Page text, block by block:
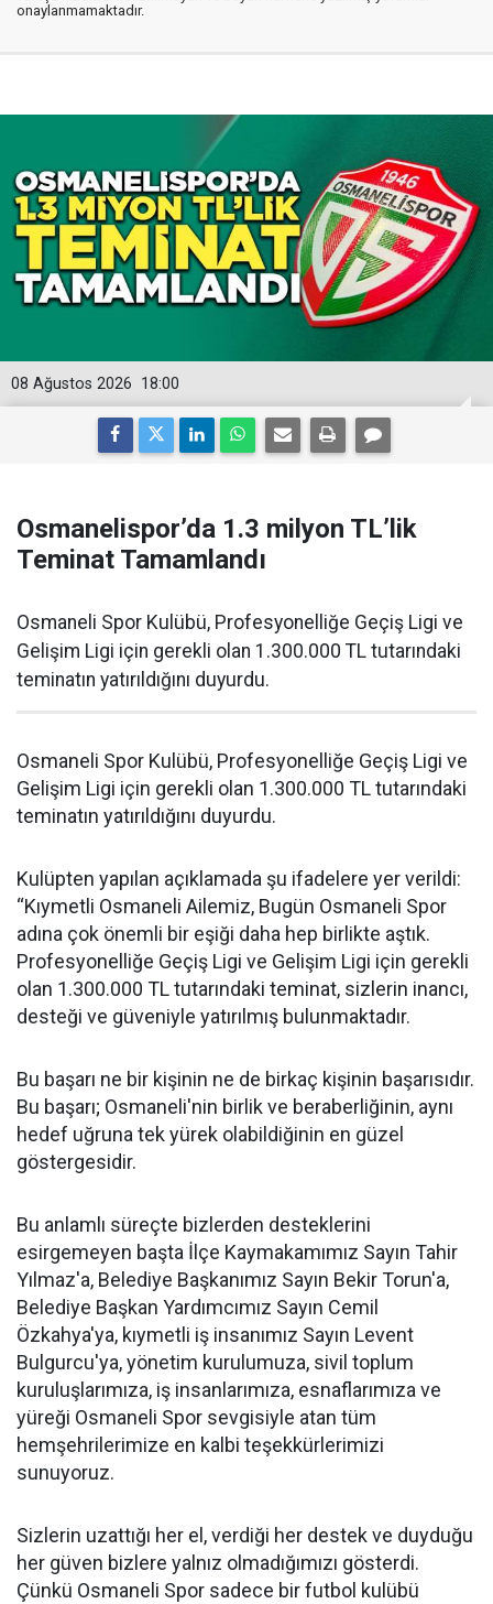
onaylanmamaktadır.
18:00
08 Ağustos 2026
Osmanelispor’da 1.3 milyon TL’lik
Teminat Tamamlandı
Osmaneli Spor Kulübü, Profesyonelliğe Geçiş Ligi ve
Gelişim Ligi için gerekli olan 1.300.000 TL tutarındaki
teminatın yatırıldığını duyurdu.
Osmaneli Spor Kulübü, Profesyonelliğe Geçiş Ligi ve
Gelişim Ligi için gerekli olan 1.300.000 TL tutarındaki
teminatın yatırıldığını duyurdu.
Kulüpten yapılan açıklamada şu ifadelere yer verildi:
“Kıymetli Osmaneli Ailemiz, Bugün Osmaneli Spor
adına çok önemli bir eşiği daha hep birlikte aştık.
Profesyonelliğe Geçiş Ligi ve Gelişim Ligi için gerekli
olan 1.300.000 TL tutarındaki teminat, sizlerin inancı,
desteği ve güveniyle yatırılmış bulunmaktadır.
Bu başarı ne bir kişinin ne de birkaç kişinin başarısıdır.
Bu başarı; Osmaneli'nin birlik ve beraberliğinin, aynı
hedef uğruna tek yürek olabildiğinin en güzel
göstergesidir.
Bu anlamlı süreçte bizlerden desteklerini
esirgemeyen başta İlçe Kaymakamımız Sayın Tahir
Yılmaz'a, Belediye Başkanımız Sayın Bekir Torun'a,
Belediye Başkan Yardımcımız Sayın Cemil
Özkahya'ya, kıymetli iş insanımız Sayın Levent
Bulgurcu'ya, yönetim kurulumuza, sivil toplum
kuruluşlarımıza, iş insanlarımıza, esnaflarımıza ve
yüreği Osmaneli Spor sevgisiyle atan tüm
hemşehrilerimize en kalbi teşekkürlerimizi
sunuyoruz.
Sizlerin uzattığı her el, verdiği her destek ve duyduğu
her güven bizlere yalnız olmadığımızı gösterdi.
Çünkü Osmaneli Spor sadece bir futbol kulübü